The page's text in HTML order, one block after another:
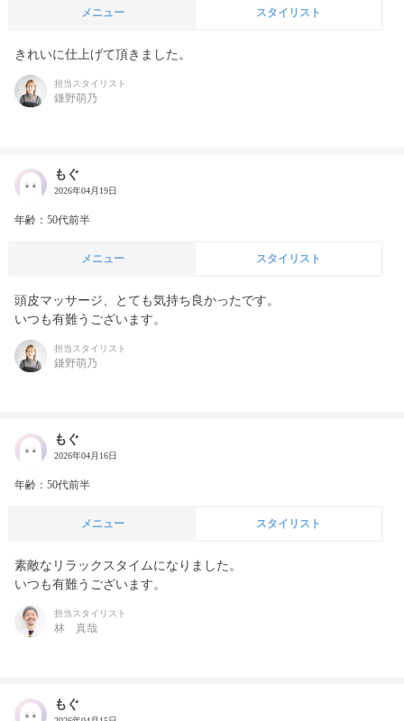
メニュー スタイリスト
きれいに仕上げて頂きました。
担当スタイリスト
鎌野萌乃
もぐ
2026年04月19日
年齢：50代前半
メニュー スタイリスト
頭皮マッサージ、とても気持ち良かったです。
いつも有難うございます。
担当スタイリスト
鎌野萌乃
もぐ
2026年04月16日
年齢：50代前半
メニュー スタイリスト
素敵なリラックスタイムになりました。
いつも有難うございます。
担当スタイリスト
林 真哉
もぐ